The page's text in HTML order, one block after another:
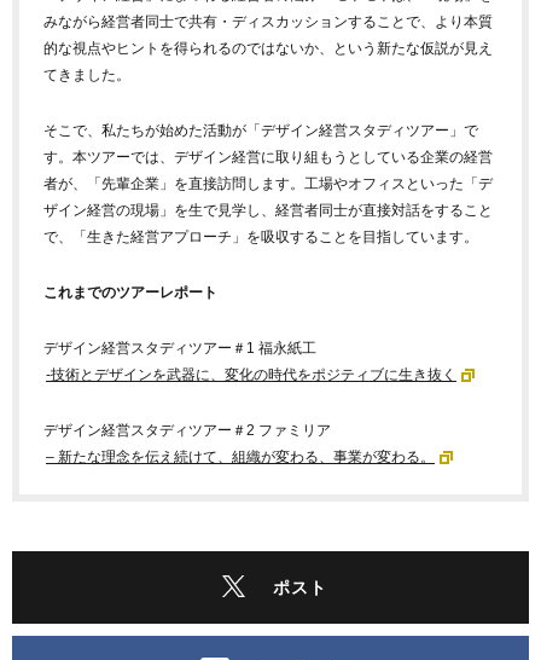
みながら経営者同士で共有・ディスカッションすることで、より本質
的な視点やヒントを得られるのではないか、という新たな仮説が見え
てきました。
そこで、私たちが始めた活動が「デザイン経営スタディツアー」で
す。本ツアーでは、デザイン経営に取り組もうとしている企業の経営
者が、「先輩企業」を直接訪問します。工場やオフィスといった「デ
ザイン経営の現場」を生で見学し、経営者同士が直接対話をすること
で、「生きた経営アプローチ」を吸収することを目指しています。
これまでのツアーレポート
デザイン経営スタディツアー＃1 福永紙工
-技術とデザインを武器に、変化の時代をポジティブに生き抜く
デザイン経営スタディツアー＃2 ファミリア
– 新たな理念を伝え続けて、組織が変わる、事業が変わる。
ポスト